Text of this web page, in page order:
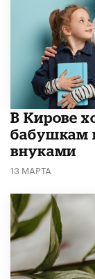
В Кирове
бабушкам
внуками
13 МАРТА